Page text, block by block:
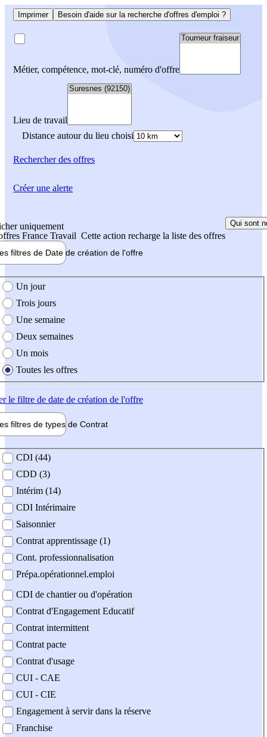
Imprimer Besoin d'aide sur la recherche d'offres d'emploi ?
Métier, compétence, mot-clé, numéro d'offre
Lieu de travail
Distance autour du lieu choisi
Rechercherdes offres
uniquement
France Travail Cette action recharge la liste des offres
Qui sont
filtres de Date de création de l'offre
création de l'offre
Un jour
Trois jours
Une semaine
Deux semaines
Un mois
Toutes les offres
le filtre de date de création de l'offre
filtres de types de Contrat
contrat
CDI (44)
CDD (3)
Intérim (14)
CDI Intérimaire
Saisonnier
Contrat apprentissage (1)
Cont. professionnalisation
Prépa.opérationnel.emploi
CDI de chantier ou d'opération
Contrat d'Engagement Educatif
Contrat intermittent
Contrat pacte
Contrat d'usage
CUI - CAE
CUI - CIE
Engagement à servir dans la réserve
Franchise
Créer une alerte